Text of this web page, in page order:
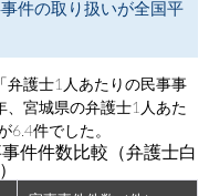
件の取り扱いが全国平
弁護士1人あたりの民事事
、宮城県の弁護士1人あた
6.4件でした。
件件数比較（弁護士白